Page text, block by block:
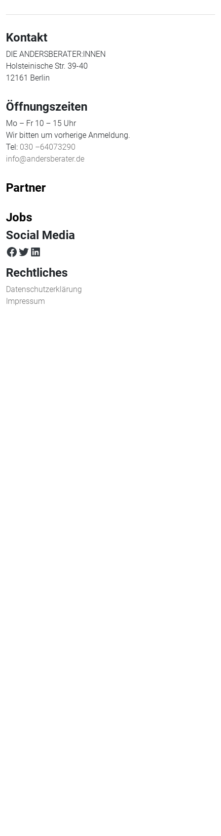
Kontakt
DIE ANDERSBERATER:INNEN
Holsteinische Str. 39-40
12161 Berlin
Öffnungszeiten
Mo – Fr 10 – 15 Uhr
Wir bitten um vorherige Anmeldung.
Tel: 030 –64073290
info@andersberater.de
Partner
Jobs
Social Media
facebook
twitterLinkedIn
Rechtliches
Datenschutzerklärung
Impressum